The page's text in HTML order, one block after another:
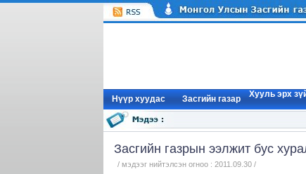
Нүүр xуудас Засгийн газар Хууль эрх
Засгийн газрын ээлжит бус
/ мэдээг нийтэлсэн огноо : 2011.09.30 /